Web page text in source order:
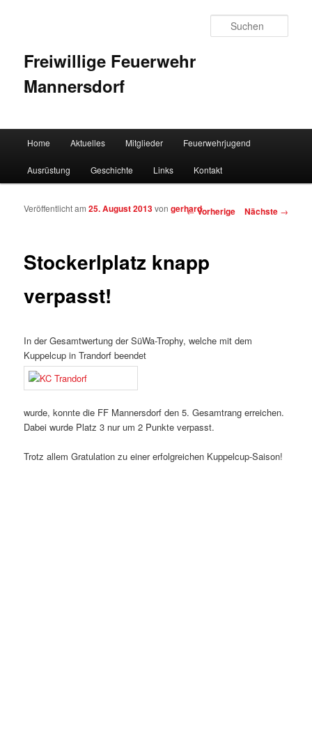
Freiwillige Feuerwehr
Mannersdorf
Zum Inhalt wechseln
Zum sekundären Inhalt wechseln
Home Aktuelles Mitglieder Feuerwehrjugend
Ausrüstung Geschichte Links Kontakt
Artikelnavigation
←Vorherige Nächste →
Stockerlplatz knapp
verpasst!
Veröffentlicht am25. August 2013vongerhard
In der Gesamtwertung der SüWa-Trophy, welche mit dem
Kuppelcup in Trandorf beendet
wurde, konnte die FF Mannersdorf den 5. Gesamtrang erreichen.
Dabei wurde Platz 3 nur um 2 Punkte verpasst.
Trotz allem Gratulation zu einer erfolgreichen Kuppelcup-Saison!